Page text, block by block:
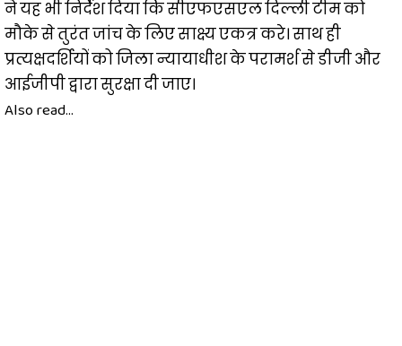
ने यह भी निर्देश दिया कि सीएफएसएल दिल्ली टीम को
मौके से तुरंत जांच के लिए साक्ष्य एकत्र करे। साथ ही
प्रत्यक्षदर्शियों को जिला न्यायाधीश के परामर्श से डीजी और
आईजीपी द्वारा सुरक्षा दी जाए।
Also read...